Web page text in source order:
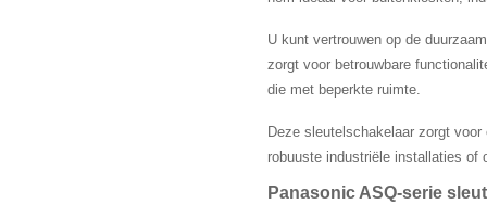
U kunt vertrouwen op de
zorgt voor betrouwbare
die met beperkte ruimte.
Deze sleutelschakelaar zorgt
robuuste industriële installaties of
Panasonic ASQ-serie